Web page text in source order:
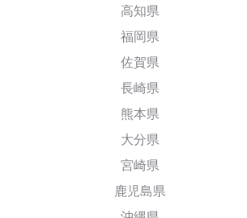
高知県
福岡県
佐賀県
長崎県
熊本県
大分県
宮崎県
鹿児島県